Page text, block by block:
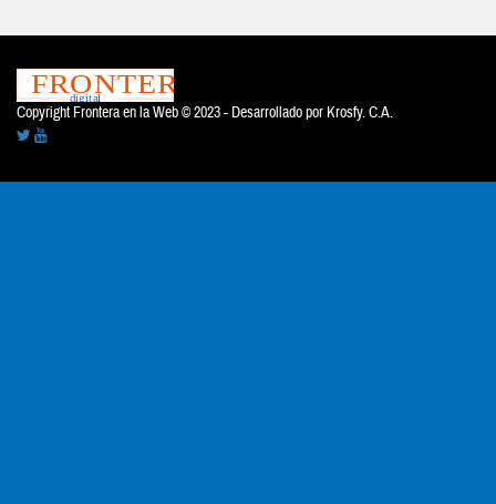
Copyright Frontera en la Web © 2023 - Desarrollado por Krosfy. C.A.